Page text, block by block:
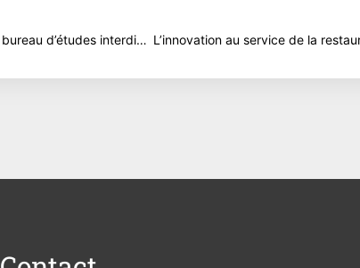
MICA Environnement, un bureau d’études interdisciplinaire.